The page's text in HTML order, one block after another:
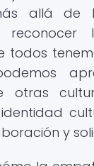
allá de
reconocer
todos
otras
y